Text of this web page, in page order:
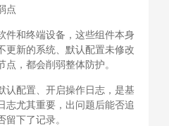
点
件和终端设备，这些组件本身
更新的系统、默认配置未修改
，都会削弱整体防护。
认配置、开启操作日志，是基
志尤其重要，出问题后能否追
下了记录。